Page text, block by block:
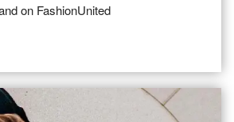
on FashionUnited